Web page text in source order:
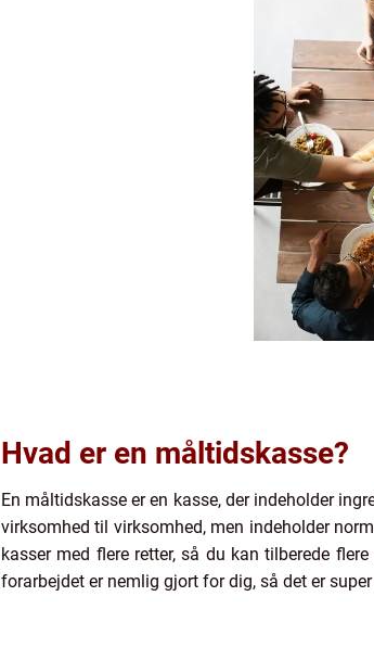
Hvad er en måltidskasse?
En måltidskasse er en kasse, der indeholder
virksomhed til virksomhed, men indeholder
kasser med flere retter, så du kan tilberede
forarbejdet er nemlig gjort for dig, så det er